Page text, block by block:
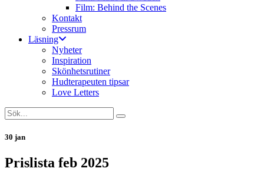
Film: Behind the Scenes
Kontakt
Pressrum
Läsning
Nyheter
Inspiration
Skönhetsrutiner
Hudterapeuten tipsar
Love Letters
30 jan
Prislista feb 2025